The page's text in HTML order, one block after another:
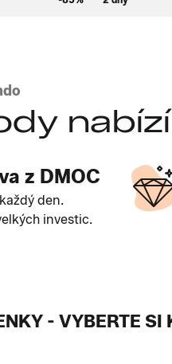
z DMOC
den.
investic.
- VYBERTE SI